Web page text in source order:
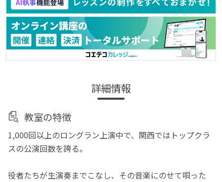
詳細情報
教室の特徴
1,000回以上のロングラン上演中で、関西ではトップクラ
スの公演回数を誇る。
役者たちが生演奏までこなし、その音楽にのせて唄った